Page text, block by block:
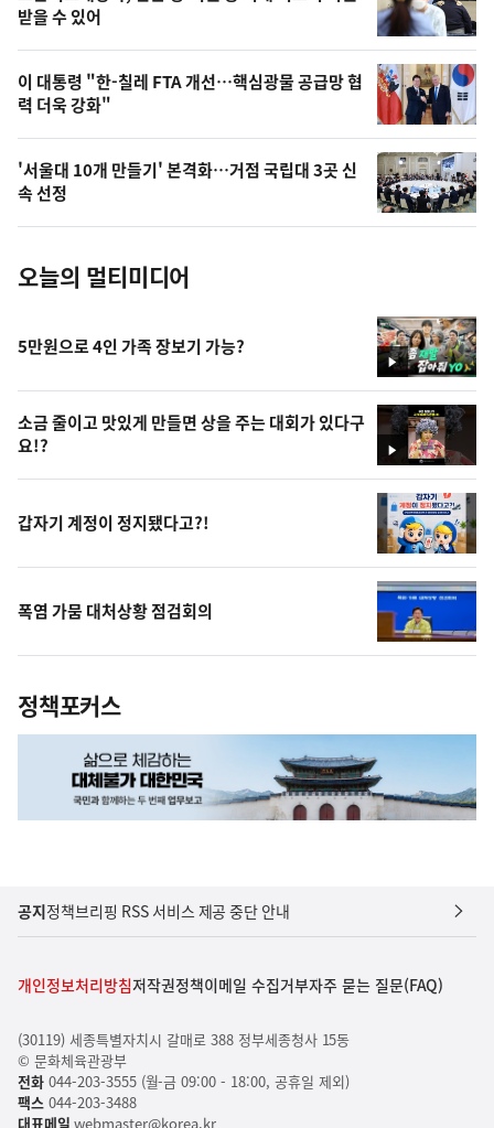
상
오
늘
의
사
진
받을 수 있어
이 대통령 "한-칠레 FTA 개선…핵심광물 공급망 협
력 더욱 강화"
'서울대 10개 만들기' 본격화…거점 국립대 3곳 신
속 선정
오늘의 멀티미디어
영
상
5만원으로 4인 가족 장보기 가능?
영
상
소금 줄이고 맛있게 만들면 상을 주는 대회가 있다구
요!?
갑자기 계정이 정지됐다고?!
폭염 가뭄 대처상황 점검회의
정책포커스
공지정책브리핑 RSS 서비스 제공 중단 안내
개인정보처리방침저작권정책이메일 수집거부자주 묻는 질문(FAQ)
(30119) 세종특별자치시 갈매로 388 정부세종청사 15동
© 문화체육관광부
전화044-203-3555 (월-금 09:00 - 18:00, 공휴일 제외)
팩스044-203-3488
대표메일 webmaster@korea.kr